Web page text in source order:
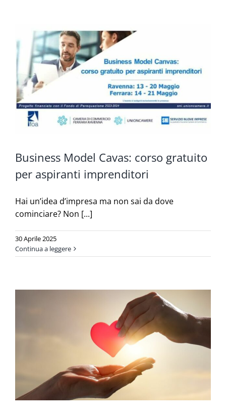
Business Model Cavas: corso gratuito
per aspiranti imprenditori
Hai un’idea d’impresa ma non sai da dove
cominciare? Non [...]
30 Aprile 2025
Continua a leggere